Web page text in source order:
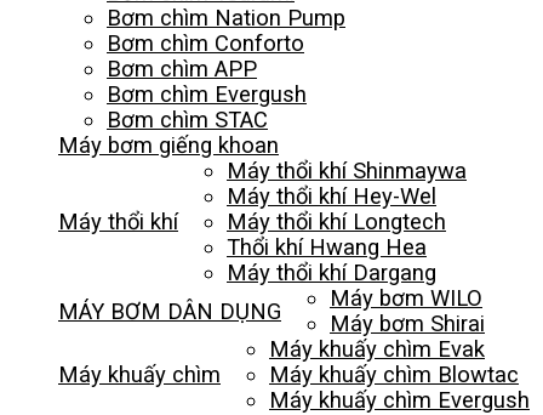
Bơm chìm Nation Pump
Bơm chìm Conforto
Bơm chìm APP
Bơm chìm Evergush
Bơm chìm STAC
Máy bơm giếng khoan
Máy thổi khí
Máy thổi khí Shinmaywa
Máy thổi khí Hey-Wel
Máy thổi khí Longtech
Thổi khí Hwang Hea
Máy thổi khí Dargang
MÁY BƠM DÂN DỤNG
Máy bơm WILO
Máy bơm Shirai
Máy khuấy chìm
Máy khuấy chìm Evak
Máy khuấy chìm Blowtac
Máy khuấy chìm Evergush